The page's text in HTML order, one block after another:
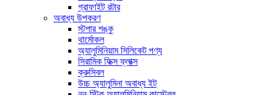
গ্রাফাইট রটার
অবাধ্য উপকরণ
স্টপার শঙ্কু
থার্মোকল
অ্যালুমিনিয়াম সিলিকেট পণ্য
সিরামিক ফিক্স ফ্লাক্স
ক্রুসিবল
উচ্চ অ্যালুমিনা অবাধ্য ইট